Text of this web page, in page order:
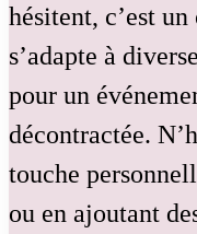
hésitent, c’est
s’adapte à
pour un
décontractée.
touche
ou en ajoutant